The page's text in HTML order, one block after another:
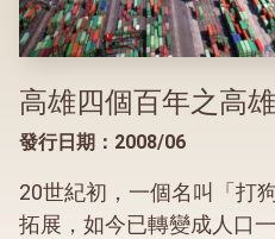
高雄四個百年之高
發行日期：2008/06
20世紀初，一個名叫「打
拓展，如今已轉變成人口